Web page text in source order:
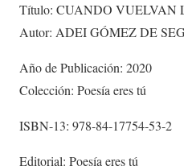
Título: CUANDO VUELVAN
Autor: ADEI GÓMEZ DE
Año de Publicación: 2020
Colección: Poesía eres tú
ISBN-13: 978-84-17754-53-2
Editorial: Poesía eres tú